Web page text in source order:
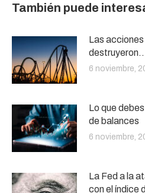
También puede
Las
6 noviembre,
Lo que
de balances
6 noviembre,
La Fed a la
con el índice